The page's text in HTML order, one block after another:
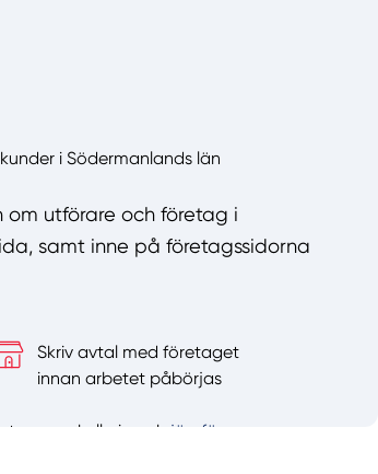
i Södermanlands län
utförare och företag i
samt inne på företagssidorna
Skriv avtal med företaget
innan arbetet påbörjas
– kolla in och jämför